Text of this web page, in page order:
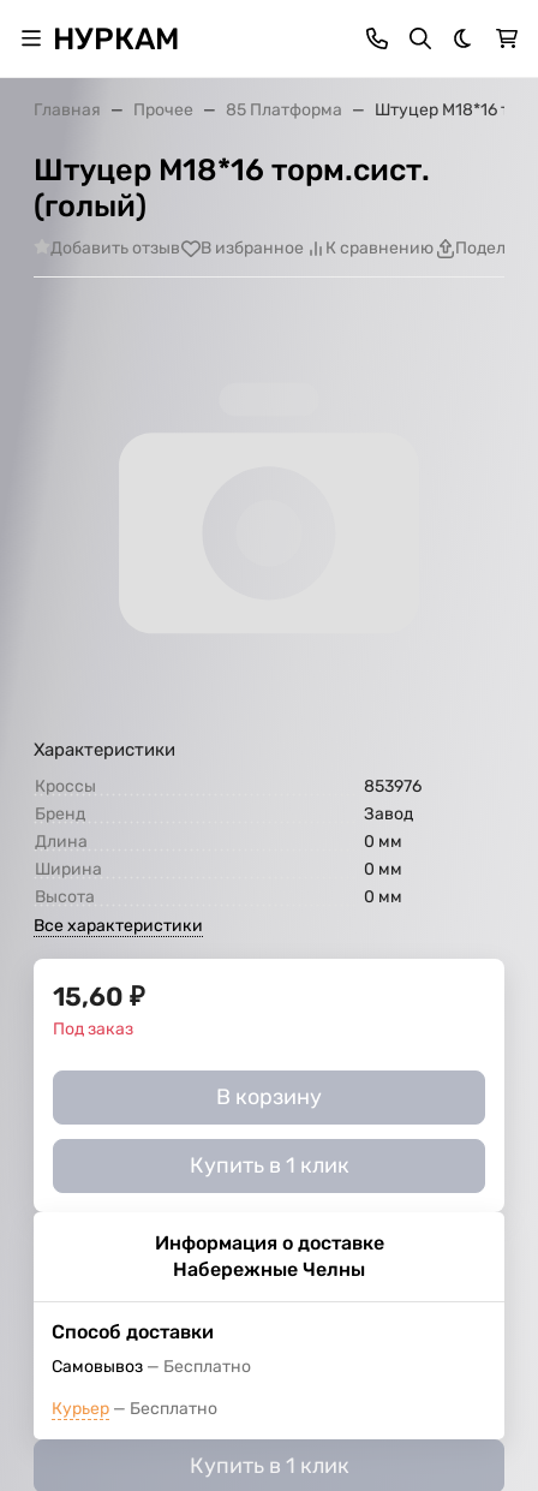
НУРКАМ Темная
Главная Прочее 85 Платформа Штуцер М18*16
Штуцер М18*16 торм.сист.
(голый)
Добавить отзыв В избранное К сравнению
Характеристики
Кроссы
853976
Бренд
Завод
Длина
0 мм
Ширина
0 мм
Высота
0 мм
Все характеристики
15,60 ₽
Под заказ
В корзину
Купить в 1 клик
Информация о доставке
Набережные Челны
Способ доставки
Самовывоз Бесплатно
Курьер Бесплатно
Купить в 1 клик